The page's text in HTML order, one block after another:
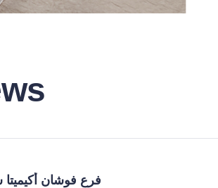
فرع فوشان